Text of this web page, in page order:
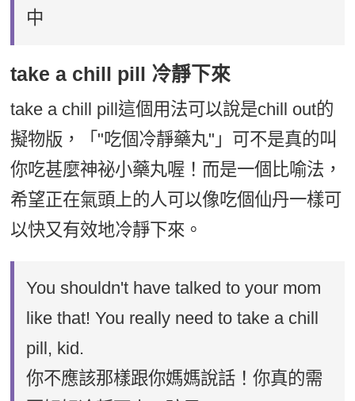
中
take a chill pill 冷靜下來
take a chill pill這個用法可以說是chill out的
擬物版，「"吃個冷靜藥丸"」可不是真的叫
你吃甚麼神祕小藥丸喔！而是一個比喻法，
希望正在氣頭上的人可以像吃個仙丹一樣可
以快又有效地冷靜下來。
You shouldn't have talked to your mom
like that! You really need to take a chill
pill, kid.
你不應該那樣跟你媽媽說話！你真的需